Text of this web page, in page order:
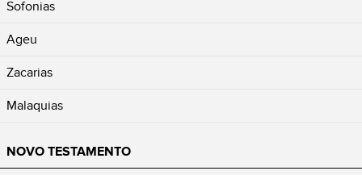
Sofonias
Ageu
Zacarias
Malaquias
NOVO TESTAMENTO